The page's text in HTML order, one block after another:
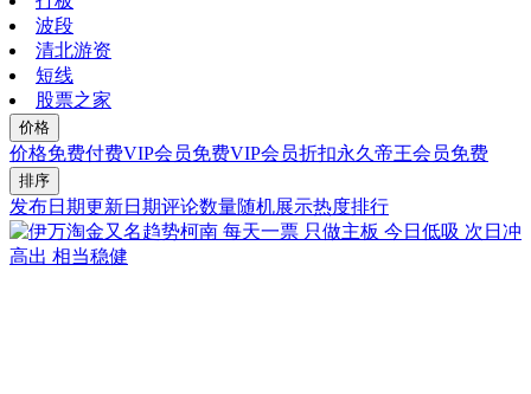
波段
清北游资
短线
股票之家
价格
价格免费付费VIP会员免费VIP会员折扣永久帝王会员免费
排序
发布日期更新日期评论数量随机展示热度排行